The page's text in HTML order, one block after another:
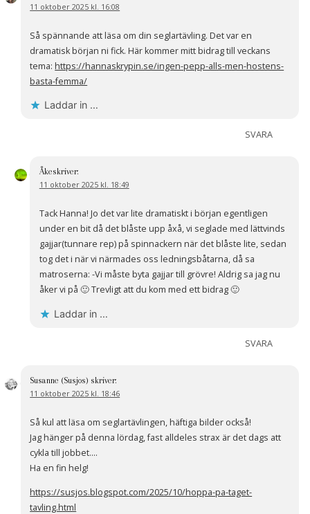
11 oktober 2025 kl. 16:08
Så spännande att läsa om din seglartävling. Det var en
dramatisk början ni fick. Här kommer mitt bidrag till veckans
tema:https://hannaskrypin.se/ingen-pepp-alls-men-hostens-
basta-femma/
Laddar in …
SVARA
Åkeskriver:
11 oktober 2025 kl. 18:49
Tack Hanna! Jo det var lite dramatiskt i början egentligen
under en bit då det blåste upp åxå, vi seglade med lättvinds
gajjar(tunnare rep) på spinnackern när det blåste lite, sedan
tog det i när vi närmades oss ledningsbåtarna, då sa
matroserna: -Vi måste byta gajjar till grövre! Aldrig sa jag nu
åker vi på 🙂 Trevligt att du kom med ett bidrag 🙂
Laddar in …
SVARA
Susanne (Susjos) skriver:
11 oktober 2025 kl. 18:46
Så kul att läsa om seglartävlingen, häftiga bilder också!
Jag hänger på denna lördag, fast alldeles strax är det dags att
cykla till jobbet….
Ha en fin helg!
https://susjos.blogspot.com/2025/10/hoppa-pa-taget-
tavling.html